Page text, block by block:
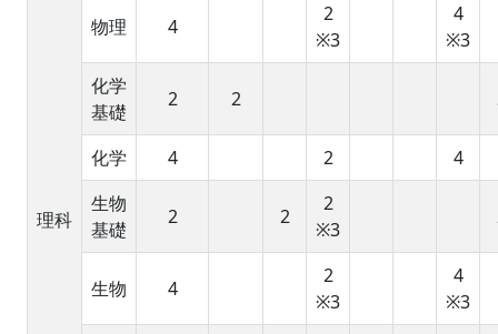
理科
物理 4
2
※3
4
※3
化学
基礎
2 2
化学 4 2
4
生物
基礎
2 2
2
※3
生物 4
2
※3
4
※3